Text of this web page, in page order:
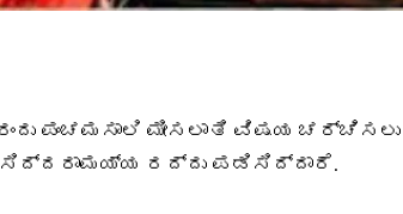
ಪಂಚಮಸಾಲಿ ಮೀಸಲಾತಿ ವಿಷಯ
ಸಿದ್ದರಾಮಯ್ಯ ರದ್ದು ಪಡಿಸಿದ್ದಾರೆ.